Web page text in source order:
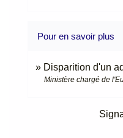
Pour en savoir plus
Disparition d'un
Ministère chargé de